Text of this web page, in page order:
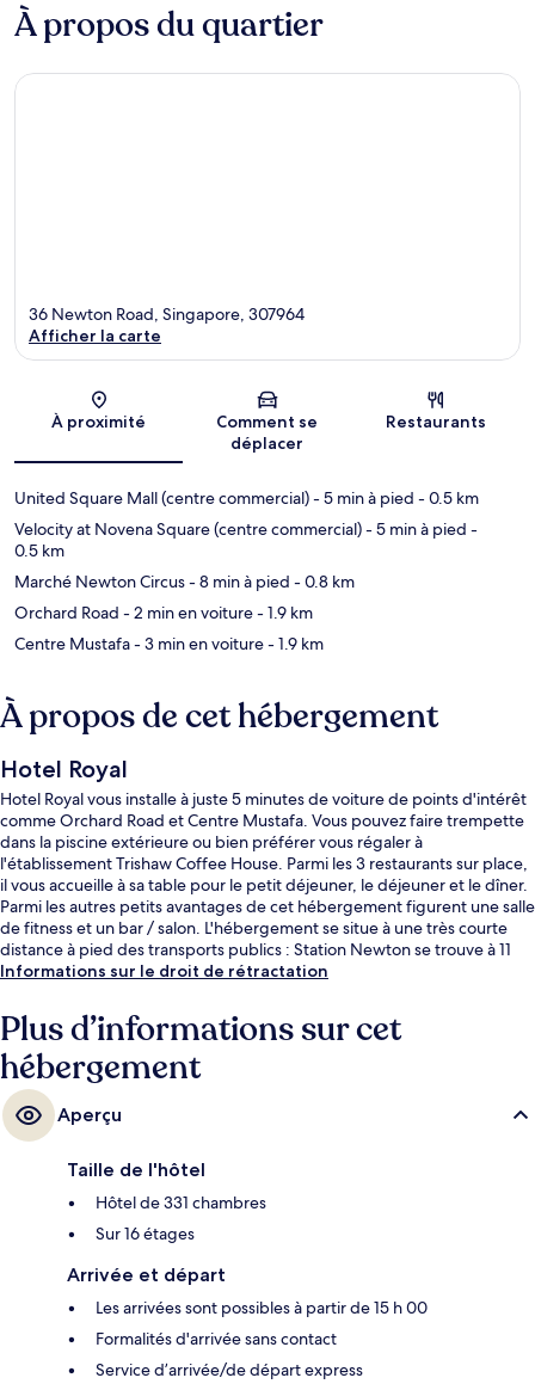
À propos du quartier
Carte
36 Newton Road, Singapore, 307964
Afficher la carte
À proximité
Comment se
déplacer
Restaurants
United Square Mall (centre commercial)- 5 min à pied - 0.5 km
Velocity at Novena Square (centre commercial)- 5 min à pied -
0.5 km
Marché Newton Circus- 8 min à pied - 0.8 km
Orchard Road - 2 min en voiture- 1.9 km
Centre Mustafa- 3 min en voiture- 1.9 km
À propos de cet hébergement
Hotel Royal
Hotel Royal vous installe à juste 5 minutes de voiture de points d'intérêt
comme Orchard Road et Centre Mustafa. Vous pouvez faire trempette
dans la piscine extérieure ou bien préférer vous régaler à
l'établissement Trishaw Coffee House. Parmi les 3 restaurants sur place,
il vous accueille à sa table pour le petit déjeuner, le déjeuner et le dîner.
Parmi les autres petits avantages de cet hébergement figurent une salle
de fitness et un bar / salon. L'hébergement se situe à une très courte
distance à pied des transports publics : Station Newton se trouve à 11
min et Station Novena, à 15 min.
Informations sur le droit de rétractation
Plus d’informations sur cet
hébergement
Aperçu
Taille de l'hôtel
Hôtel de 331 chambres
Sur 16 étages
Arrivée et départ
Les arrivées sont possibles à partir de 15 h 00
Formalités d'arrivée sans contact
Service d’arrivée/de départ express